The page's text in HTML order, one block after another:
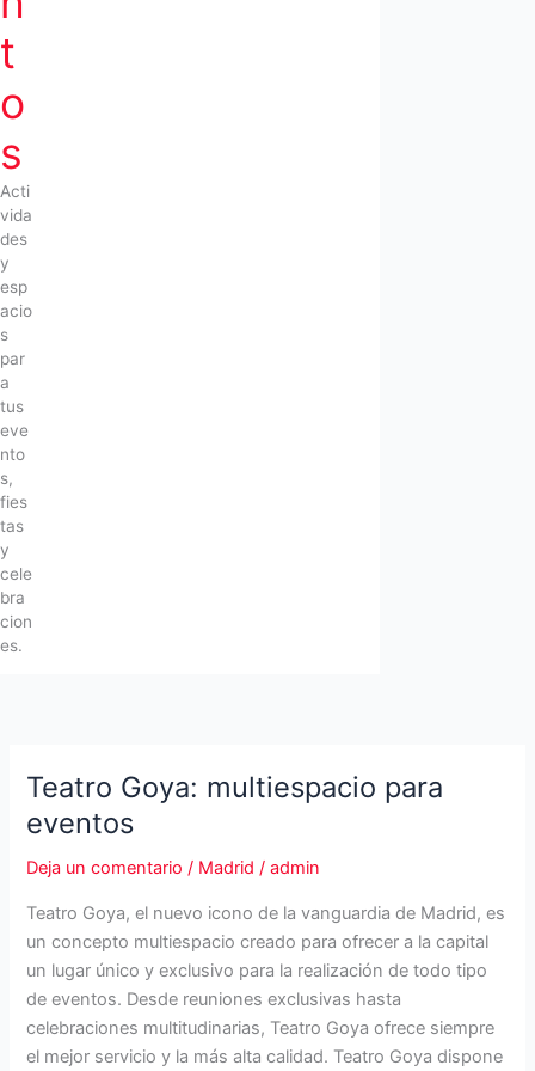
t
o
s
Acti
vida
des
y
esp
acio
s
par
a
tus
eve
nto
s,
fies
tas
y
cele
bra
cion
es.
Teatro Goya: multiespacio para
eventos
Deja un comentario / Madrid /admin
Teatro Goya, el nuevo icono de la vanguardia de Madrid, es
un concepto multiespacio creado para ofrecer a la capital
un lugar único y exclusivo para la realización de todo tipo
de eventos. Desde reuniones exclusivas hasta
celebraciones multitudinarias, Teatro Goya ofrece siempre
el mejor servicio y la más alta calidad. Teatro Goya dispone